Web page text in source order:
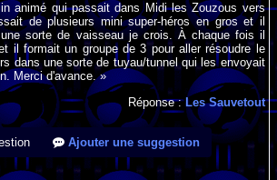
animé qui passait dans Midi les Zouzous vers
de plusieurs mini super-héros en gros et il
sorte de vaisseau je crois. À chaque fois il
il formait un groupe de 3 pour aller résoudre le
dans une sorte de tuyau/tunnel qui les envoyait
Merci d'avance. »
Réponse :Les Sauvetout
Ajouter une suggestion